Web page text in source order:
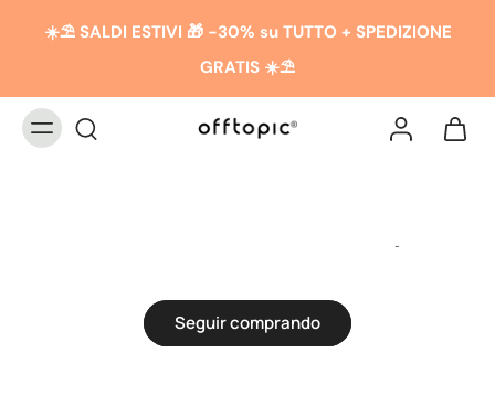
☀️​​⛱️ SALDI ESTIVI 🎁 -30% su TUTTO + SPEDIZIONE
GRATIS ☀️​​⛱️
Seguir comprando